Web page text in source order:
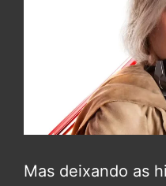
Mas deixando as